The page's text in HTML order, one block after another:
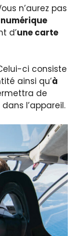
n’aurez pas
d’une carte
ci consiste
ainsi qu’à
de
l’appareil.